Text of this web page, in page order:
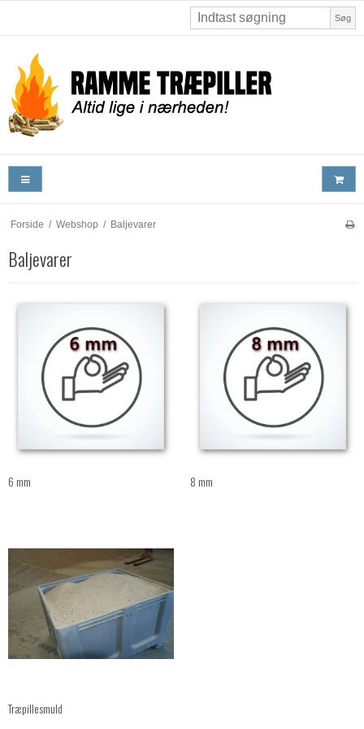
Søg
Forside / Webshop / Baljevarer
Baljevarer
6 mm 8 mm
Træpillesmuld